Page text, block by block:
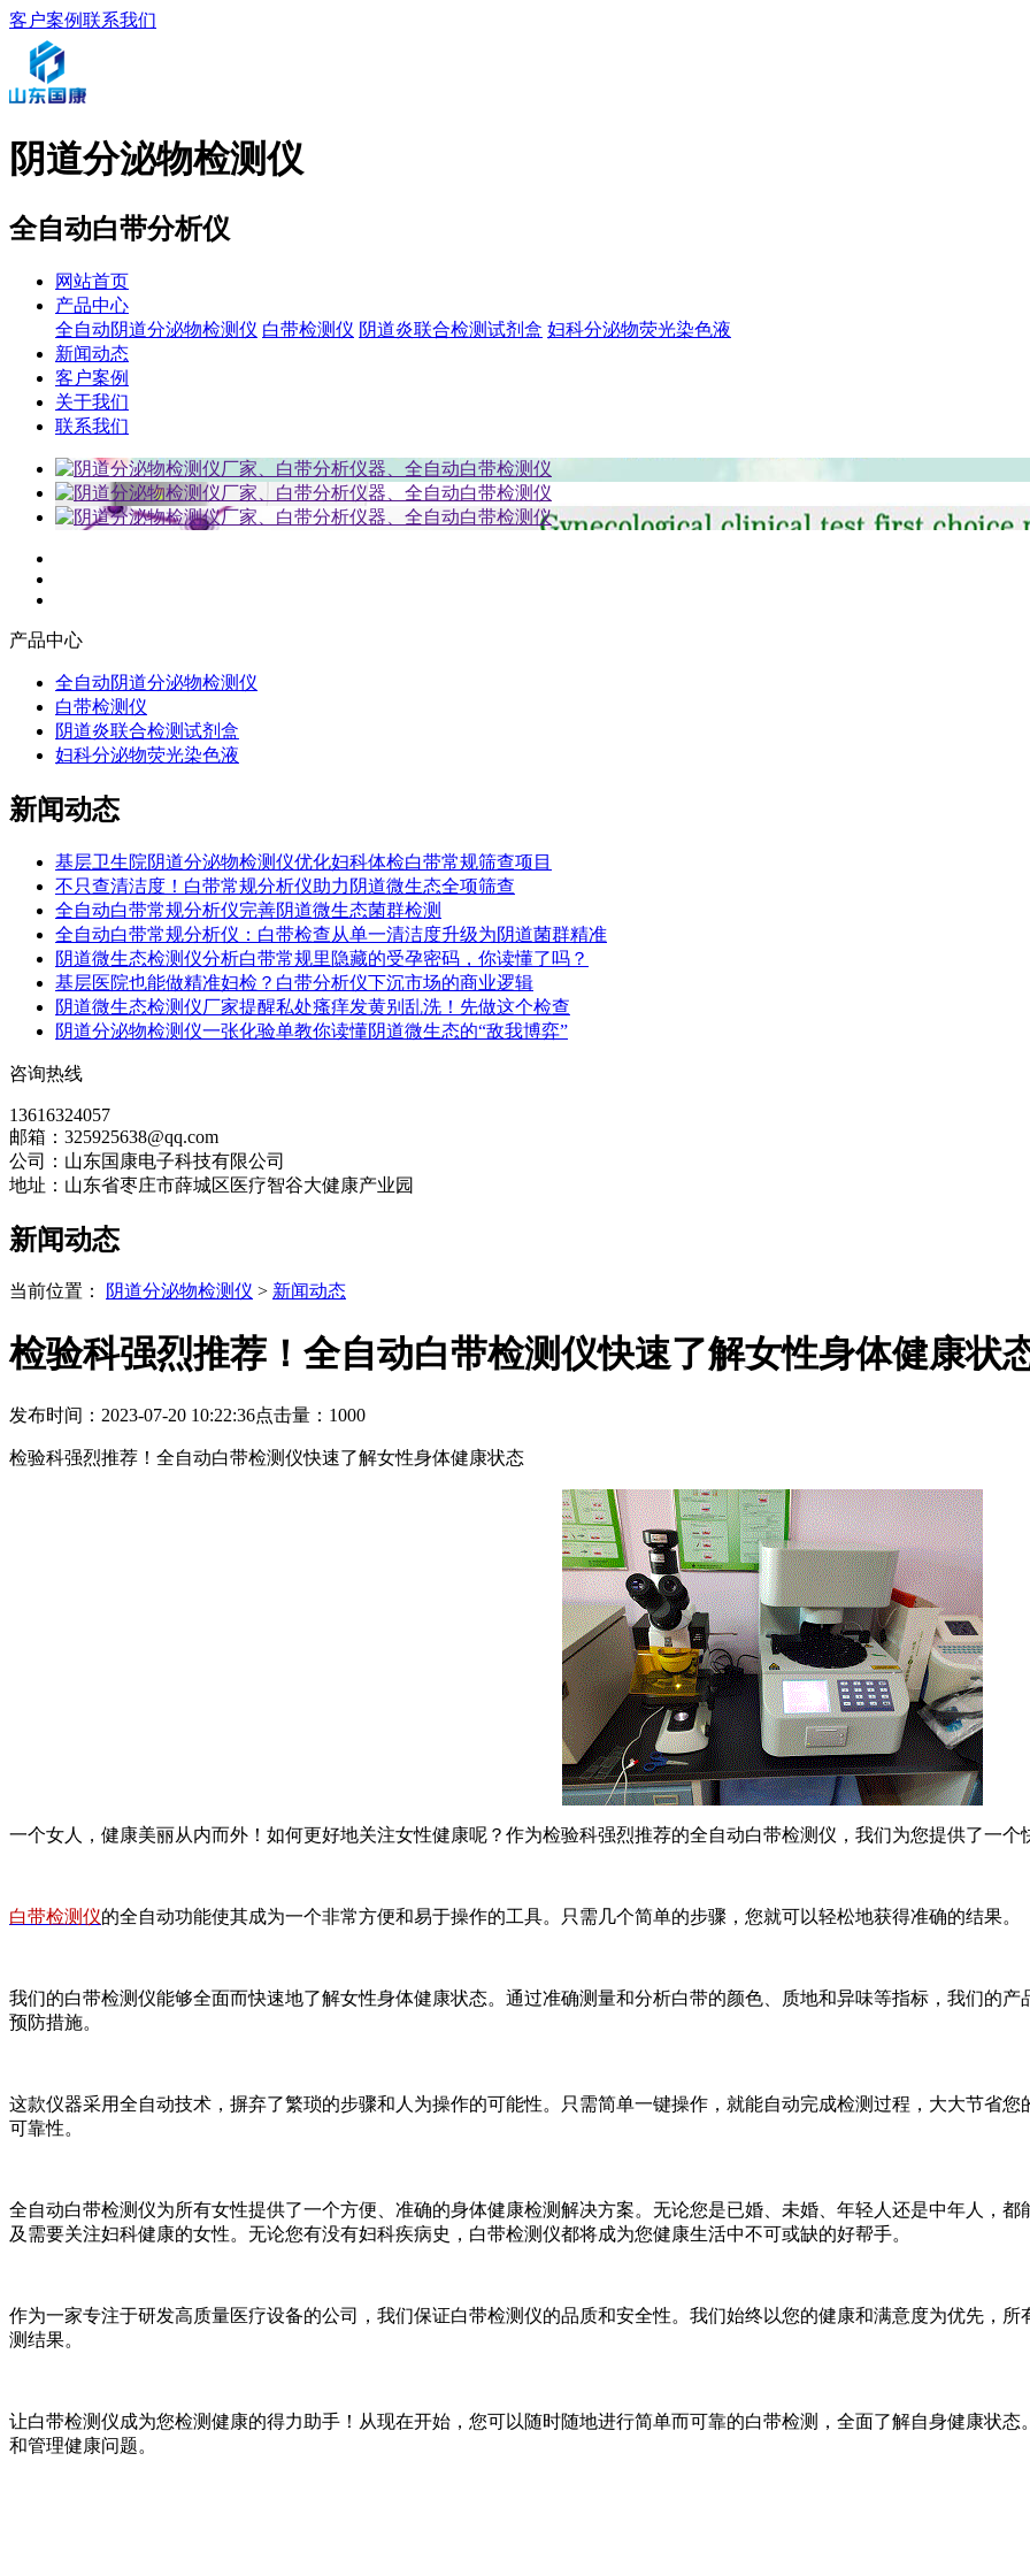
客户案例联系我们
阴道分泌物检测仪
全自动白带分析仪
网站首页
产品中心
全自动阴道分泌物检测仪 白带检测仪 阴道炎联合检测试剂盒 妇科分泌物荧光染色液
新闻动态
客户案例
关于我们
联系我们
产品中心
全自动阴道分泌物检测仪
白带检测仪
阴道炎联合检测试剂盒
妇科分泌物荧光染色液
新闻动态
基层卫生院阴道分泌物检测仪优化妇科体检白带常规筛查项目
不只查清洁度！白带常规分析仪助力阴道微生态全项筛查
全自动白带常规分析仪完善阴道微生态菌群检测
全自动白带常规分析仪：白带检查从单一清洁度升级为阴道菌群精准
阴道微生态检测仪分析白带常规里隐藏的受孕密码，你读懂了吗？
基层医院也能做精准妇检？白带分析仪下沉市场的商业逻辑
阴道微生态检测仪厂家提醒私处瘙痒发黄别乱洗！先做这个检查
阴道分泌物检测仪一张化验单教你读懂阴道微生态的“敌我博弈”
咨询热线
13616324057
邮箱：325925638@qq.com
公司：山东国康电子科技有限公司
地址：山东省枣庄市薛城区医疗智谷大健康产业园
新闻动态
当前位置： 阴道分泌物检测仪 > 新闻动态
检验科强烈推荐！全自动白带检测仪快速了解女性身体健康状
发布时间：2023-07-20 10:22:36点击量： 1000
检验科强烈推荐！全自动白带检测仪快速了解女性身体健康状态
一个女人，健康美丽从内而外！如何更好地关注女性健康呢？作为检验科强烈推荐的全自动白带检测仪，我们为您提供了一
白带检测仪的全自动功能使其成为一个非常方便和易于操作的工具。只需几个简单的步骤，您就可以轻松地获得准确的结果。
我们的白带检测仪能够全面而快速地了解女性身体健康状态。通过准确测量和分析白带的颜色、质地和异味等指标，我们的
预防措施。
这款仪器采用全自动技术，摒弃了繁琐的步骤和人为操作的可能性。只需简单一键操作，就能自动完成检测过程，大大节省
可靠性。
全自动白带检测仪为所有女性提供了一个方便、准确的身体健康检测解决方案。无论您是已婚、未婚、年轻人还是中年人，
及需要关注妇科健康的女性。无论您有没有妇科疾病史，白带检测仪都将成为您健康生活中不可或缺的好帮手。
作为一家专注于研发高质量医疗设备的公司，我们保证白带检测仪的品质和安全性。我们始终以您的健康和满意度为优先，
测结果。
让白带检测仪成为您检测健康的得力助手！从现在开始，您可以随时随地进行简单而可靠的白带检测，全面了解自身健康状
和管理健康问题。